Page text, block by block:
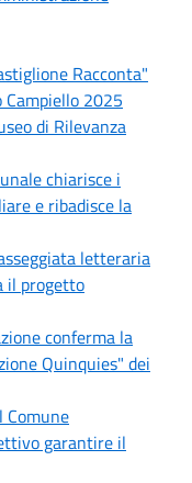
Racconta"
2025
di Rilevanza
chiarisce i
e ribadisce la
letteraria
il progetto
conferma la
Quinquies" dei
Comune
garantire il